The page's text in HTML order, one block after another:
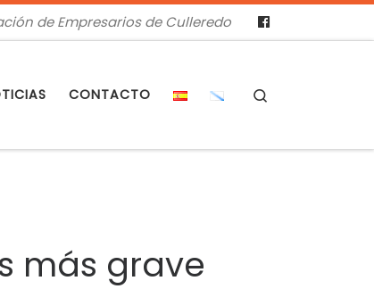
de Empresarios de Culleredo
CONTACTO
más grave